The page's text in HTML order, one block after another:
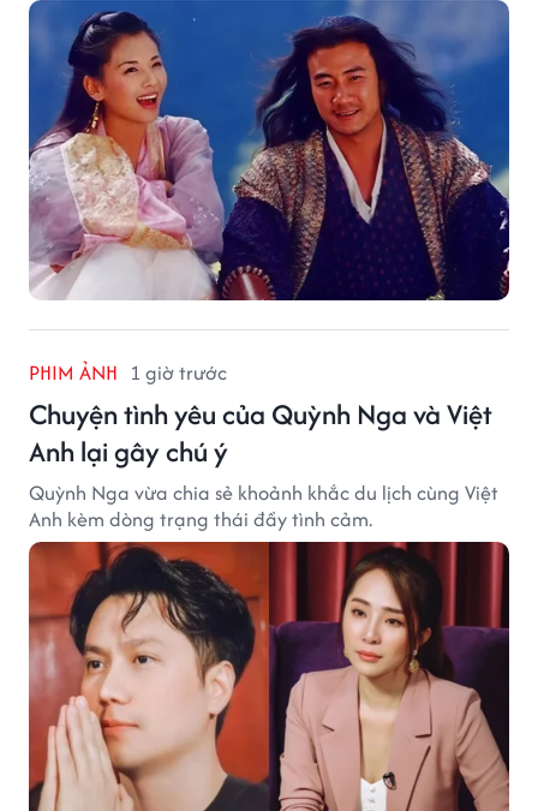
PHIM ẢNH 1 giờ trước
Chuyện tình yêu của Quỳnh Nga và Việt
Anh lại gây chú ý
Quỳnh Nga vừa chia sẻ khoảnh khắc du lịch cùng Việt
Anh kèm dòng trạng thái đầy tình cảm.